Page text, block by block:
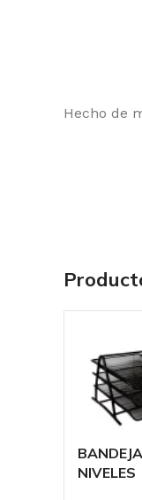
Hecho de
NIVELES